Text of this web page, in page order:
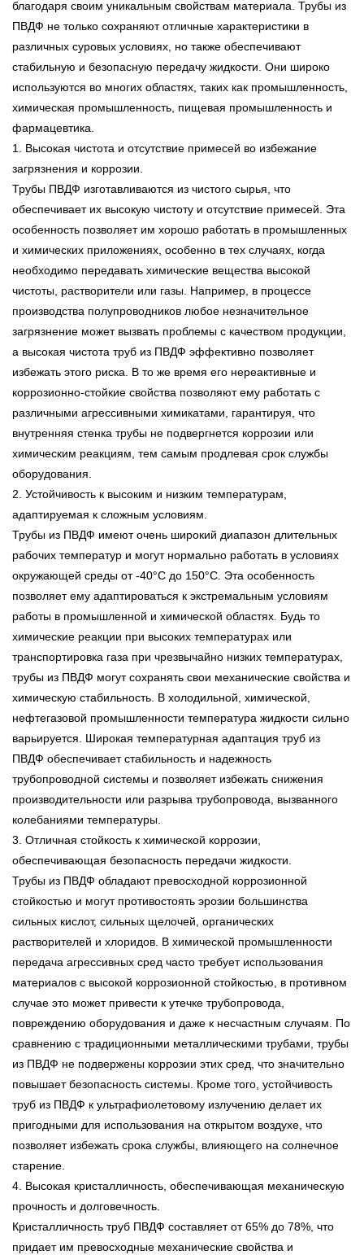
благодаря своим уникальным свойствам материала. Трубы из
ПВДФ не только сохраняют отличные характеристики в
различных суровых условиях, но также обеспечивают
стабильную и безопасную передачу жидкости. Они широко
используются во многих областях, таких как промышленность,
химическая промышленность, пищевая промышленность и
фармацевтика.
1. Высокая чистота и отсутствие примесей во избежание
загрязнения и коррозии.
Трубы ПВДФ изготавливаются из чистого сырья, что
обеспечивает их высокую чистоту и отсутствие примесей. Эта
особенность позволяет им хорошо работать в промышленных
и химических приложениях, особенно в тех случаях, когда
необходимо передавать химические вещества высокой
чистоты, растворители или газы. Например, в процессе
производства полупроводников любое незначительное
загрязнение может вызвать проблемы с качеством продукции,
а высокая чистота труб из ПВДФ эффективно позволяет
избежать этого риска. В то же время его нереактивные и
коррозионно-стойкие свойства позволяют ему работать с
различными агрессивными химикатами, гарантируя, что
внутренняя стенка трубы не подвергнется коррозии или
химическим реакциям, тем самым продлевая срок службы
оборудования.
2. Устойчивость к высоким и низким температурам,
адаптируемая к сложным условиям.
Трубы из ПВДФ имеют очень широкий диапазон длительных
рабочих температур и могут нормально работать в условиях
окружающей среды от -40°C до 150°C. Эта особенность
позволяет ему адаптироваться к экстремальным условиям
работы в промышленной и химической областях. Будь то
химические реакции при высоких температурах или
транспортировка газа при чрезвычайно низких температурах,
трубы из ПВДФ могут сохранять свои механические свойства и
химическую стабильность. В холодильной, химической,
нефтегазовой промышленности температура жидкости сильно
варьируется. Широкая температурная адаптация труб из
ПВДФ обеспечивает стабильность и надежность
трубопроводной системы и позволяет избежать снижения
производительности или разрыва трубопровода, вызванного
колебаниями температуры.
3. Отличная стойкость к химической коррозии,
обеспечивающая безопасность передачи жидкости.
Трубы из ПВДФ обладают превосходной коррозионной
стойкостью и могут противостоять эрозии большинства
сильных кислот, сильных щелочей, органических
растворителей и хлоридов. В химической промышленности
передача агрессивных сред часто требует использования
материалов с высокой коррозионной стойкостью, в противном
случае это может привести к утечке трубопровода,
повреждению оборудования и даже к несчастным случаям. По
сравнению с традиционными металлическими трубами, трубы
из ПВДФ не подвержены коррозии этих сред, что значительно
повышает безопасность системы. Кроме того, устойчивость
труб из ПВДФ к ультрафиолетовому излучению делает их
пригодными для использования на открытом воздухе, что
позволяет избежать срока службы, влияющего на солнечное
старение.
4. Высокая кристалличность, обеспечивающая механическую
прочность и долговечность.
Кристалличность труб ПВДФ составляет от 65% до 78%, что
придает им превосходные механические свойства и